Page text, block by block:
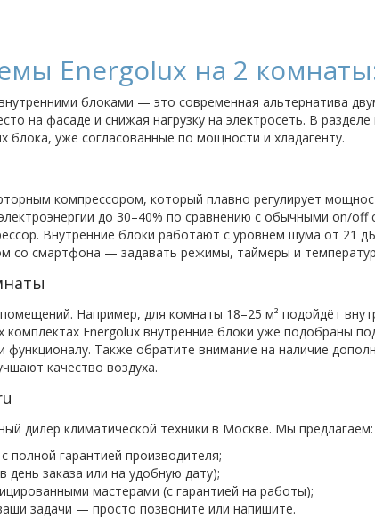
Energolux на 2
блоками — это современная альтернатива
на фасаде и снижая нагрузку на электросеть. В
блока, уже согласованные по мощности и хладагенту.
компрессором, который плавно регулирует
до 30–40% по сравнению с обычными on/
Внутренние блоки работают с уровнем шума от 21
со смартфона — задавать режимы, таймеры и
Например, для комнаты 18–25 м² подойдёт
комплектах Energolux внутренние блоки уже подобраны
Также обратите внимание на наличие
качество воздуха.
дилер климатической техники в Москве. Мы предлагаем:
полной гарантией производителя;
день заказа или на удобную дату);
мастерами (с гарантией на работы);
задачи — просто позвоните или напишите.